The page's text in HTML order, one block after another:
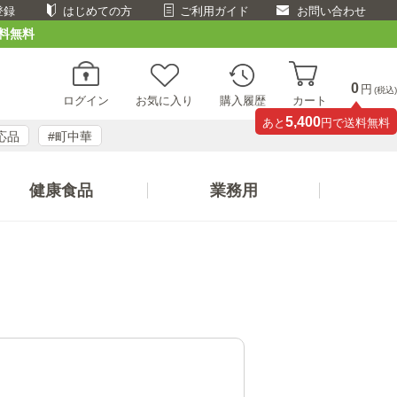
録 はじめての方 ご利用ガイド お問い合わせ
無料
ログイン お気に入り 購入履歴 カート
0 円 (税込)
あと 5,400円で送料無料
品 #町中華
健康食品 業務用